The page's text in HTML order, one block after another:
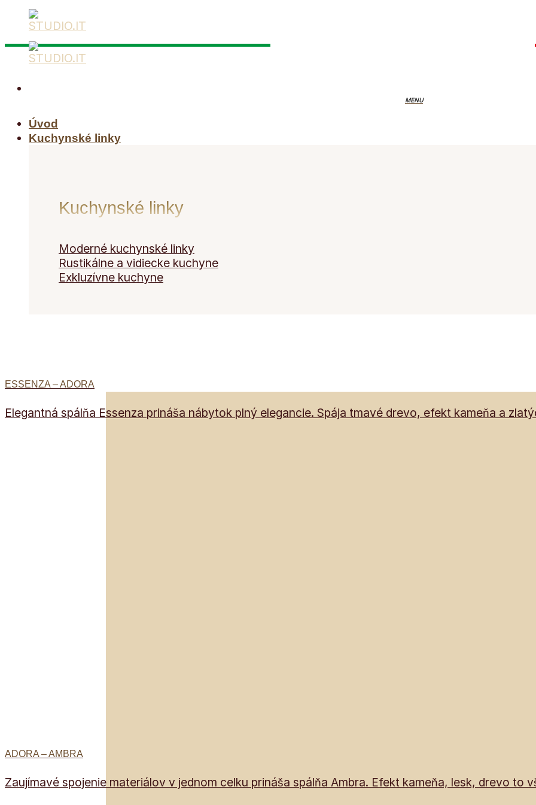
content
Úvod
Kuchynské linky
Kuchynské linky
Moderné kuchynské linky
Rustikálne a vidiecke kuchyne
Exkluzívne kuchyne
ESSENZA – ADORA
Elegantná spálňa Essenza prináša nábytok plný elegancie. Spája tmavé drevo, efekt kameňa a
ADORA – AMBRA
Zaujímavé spojenie materiálov v jednom celku prináša spálňa Ambra. Efekt kameňa, lesk, drevo to